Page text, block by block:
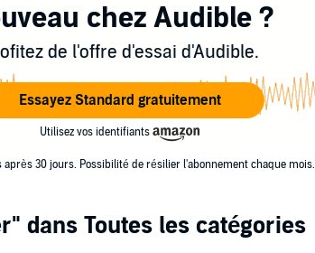
chez Audible ?
de l'offre d'essai d'Audible.
Essayez Standard gratuitement
Utilisez vos identifiants
après 30 jours. Possibilité de résilier l'abonnement chaque mois.
dans Toutes les catégories